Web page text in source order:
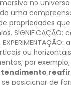
no
uma
propriedades
ou
por
se posicionar de